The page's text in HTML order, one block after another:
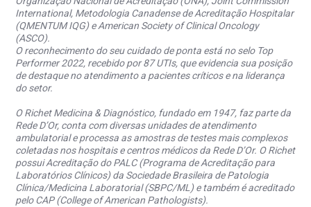
International, Metodologia Canadense de Acreditação Hospitalar
(QMENTUM IQG) e American Society of Clinical Oncology
(ASCO).
O reconhecimento do seu cuidado de ponta está no selo Top
Performer 2022, recebido por 87 UTIs, que evidencia sua posição
de destaque no atendimento a pacientes críticos e na liderança
do setor.
O Richet Medicina & Diagnóstico, fundado em 1947, faz parte da
Rede D’Or, conta com diversas unidades de atendimento
ambulatorial e processa as amostras de testes mais complexos
coletadas nos hospitais e centros médicos da Rede D’Or. O Richet
possui Acreditação do PALC (Programa de Acreditação para
Laboratórios Clínicos) da Sociedade Brasileira de Patologia
Clínica/Medicina Laboratorial (SBPC/ML) e também é acreditado
pelo CAP (College of American Pathologists).